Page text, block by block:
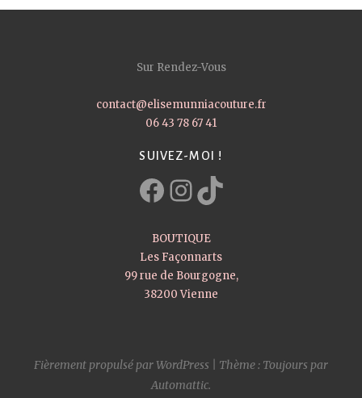
Sur Rendez-Vous
contact@elisemunniacouture.fr
06 43 78 67 41
SUIVEZ-MOI !
Facebook InstagramTikTok
BOUTIQUE
Les Façonnarts
99 rue de Bourgogne,
38200 Vienne
Fièrement propulsé par WordPress
Thème : Toujours par
Automattic.